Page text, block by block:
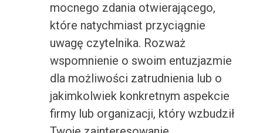
mocnego zdania otwierającego,
które natychmiast przyciągnie
uwagę czytelnika. Rozważ
wspomnienie o swoim entuzjazmie
dla możliwości zatrudnienia lub o
jakimkolwiek konkretnym aspekcie
firmy lub organizacji, który wzbudził